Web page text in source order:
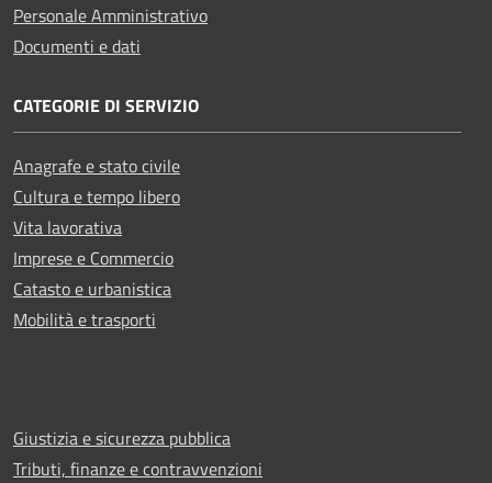
Personale Amministrativo
Documenti e dati
CATEGORIE DI SERVIZIO
Anagrafe e stato civile
Cultura e tempo libero
Vita lavorativa
Imprese e Commercio
Catasto e urbanistica
Mobilità e trasporti
Giustizia e sicurezza pubblica
Tributi, finanze e contravvenzioni